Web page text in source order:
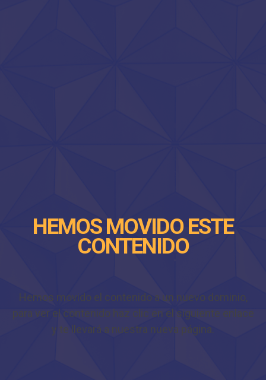
HEMOS MOVIDO ESTE
CONTENIDO
Hemos movido el contenido a un nuevo dominio,
para ver el contenido haz clic en el siguiente enlace
y te llevará a nuestra nueva página.